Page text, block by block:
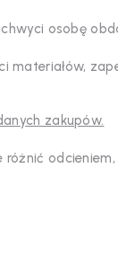
osobę
materiałów,
zakupów.